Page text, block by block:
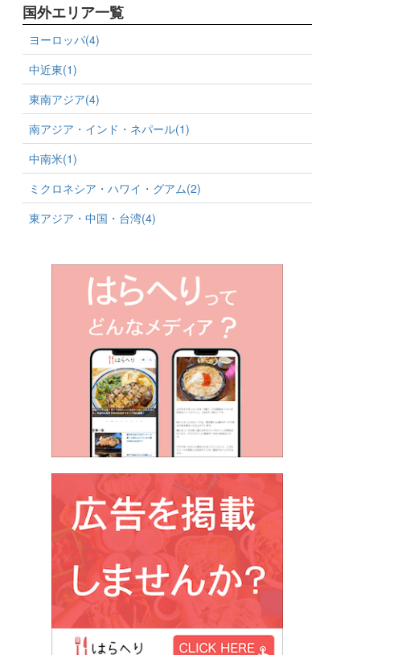
国外エリア一覧
ヨーロッパ(4)
中近東(1)
東南アジア(4)
南アジア・インド・ネパール(1)
中南米(1)
ミクロネシア・ハワイ・グアム(2)
東アジア・中国・台湾(4)